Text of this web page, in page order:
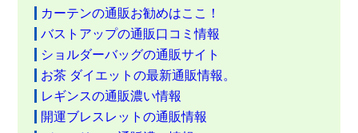
カーテンの通販お勧めはここ！
バストアップの通販口コミ情報
ショルダーバッグの通販サイト
お茶 ダイエットの最新通販情報。
レギンスの通販濃い情報
開運ブレスレットの通販情報